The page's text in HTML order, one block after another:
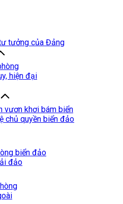
tưởng của Đảng
hiện đại
vươn khơi bám biển
chủ quyền biển đảo
biển đảo
đảo